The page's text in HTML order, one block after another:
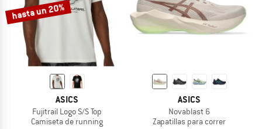
hasta un 20%
ASICS
Fujitrail Logo S/S Top
Camiseta de running
ASICS
Novablast 6
Zapatillas para correr